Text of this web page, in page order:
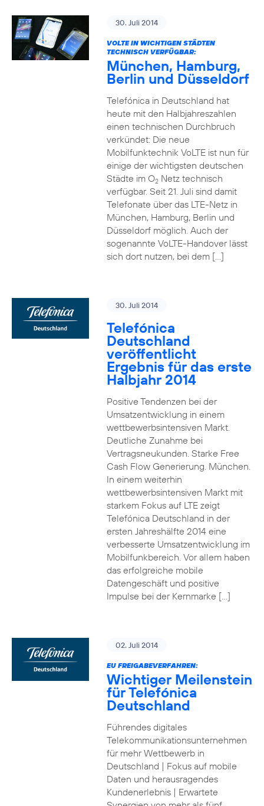
30. Juli 2014
VOLTE IN WICHTIGEN STÄDTEN
TECHNISCH VERFÜGBAR:
München, Hamburg,
Berlin und Düsseldorf
Telefónica in Deutschland hat
heute mit den Halbjahreszahlen
einen technischen Durchbruch
verkündet: Die neue
Mobilfunktechnik VoLTE ist nun für
einige der wichtigsten deutschen
Städte im O2Netz technisch
verfügbar. Seit 21. Juli sind damit
Telefonate über das LTE-Netz in
München, Hamburg, Berlin und
Düsseldorf möglich. Auch der
sogenannte VoLTE-Handover lässt
sich dort nutzen, bei dem […]
30. Juli 2014
Telefónica
Deutschland
veröffentlicht
Ergebnis für das erste
Halbjahr 2014
Positive Tendenzen bei der
Umsatzentwicklung in einem
wettbewerbsintensiven Markt.
Deutliche Zunahme bei
Vertragsneukunden. Starke Free
Cash Flow Generierung. München.
In einem weiterhin
wettbewerbsintensiven Markt mit
starkem Fokus auf LTE zeigt
Telefónica Deutschland in der
ersten Jahreshälfte 2014 eine
verbesserte Umsatzentwicklung im
Mobilfunkbereich. Vor allem haben
das erfolgreiche mobile
Datengeschäft und positive
Impulse bei der Kernmarke […]
02. Juli 2014
EU FREIGABEVERFAHREN:
Wichtiger Meilenstein
für Telefónica
Deutschland
Führendes digitales
Telekommunikationsunternehmen
für mehr Wettbewerb in
Deutschland | Fokus auf mobile
Daten und herausragendes
Kundenerlebnis | Erwartete